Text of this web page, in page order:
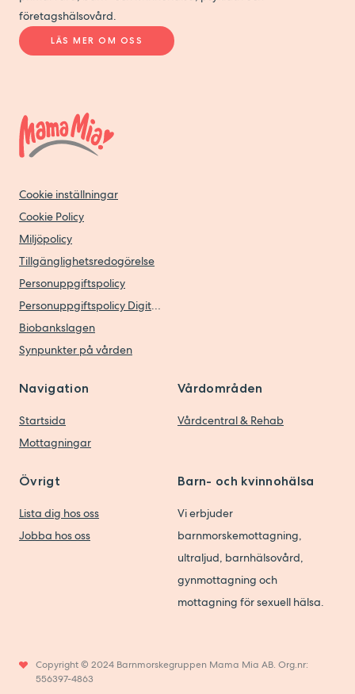
företagshälsovård.
LÄS MER OM OSS
Cookie inställningar
Cookie Policy
Miljöpolicy
Tillgänglighetsredogörelse
Personuppgiftspolicy
Personuppgiftspolicy Digitala vårdtjänster
Biobankslagen
Synpunkter på vården
Navigation
Startsida
Mottagningar
Vårdområden
Vårdcentral & Rehab
Övrigt
Lista dig hos oss
Jobba hos oss
Barn- och kvinnohälsa
Vi erbjuder
barnmorskemottagning,
ultraljud, barnhälsovård,
gynmottagning och
mottagning för sexuell hälsa.
Copyright © 2024 Barnmorskegruppen Mama Mia AB. Org.nr:
556397-4863